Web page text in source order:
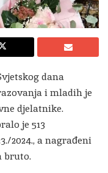
dana
i mladih je
djelatnike.
je 513
2024., a nagrađeni
bruto.